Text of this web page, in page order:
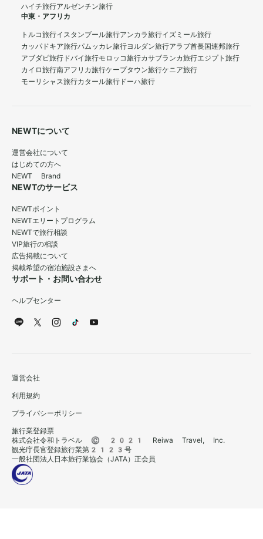
ハイチ旅行アルゼンチン旅行
中東・アフリカ
トルコ旅行イスタンブール旅行アンカラ旅行イズミール旅行
カッパドキア旅行パムッカレ旅行ヨルダン旅行アラブ首長国連邦旅行
アブダビ旅行 ドバイ旅行モロッコ旅行カサブランカ旅行エジプト旅行
カイロ旅行南アフリカ旅行ケープタウン旅行ケニア旅行
モーリシャス旅行カタール旅行 ドーハ旅行
NEWTについて
運営会社について
はじめての方へ
NEWT Brand
NEWTのサービス
NEWTポイント
NEWTエリートプログラム
NEWTで旅行相談
VIP旅行の相談
広告掲載について
掲載希望の宿泊施設さまへ
サポート・お問い合わせ
ヘルプセンター
運営会社
利用規約
プライバシーポリシー
旅行業登録票
株式会社令和トラベル © 2021 Reiwa Travel, Inc.
観光庁長官登録旅行業第2123号
一般社団法人日本旅行業協会（JATA）正会員